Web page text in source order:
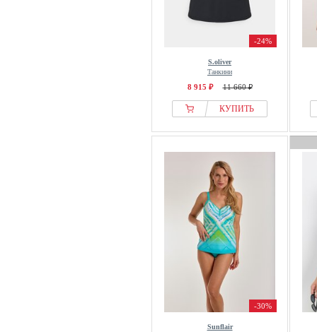
-24%
S.oliver
Танкини
8 915 ₽ 11 660 ₽
КУПИТЬ
-30%
Sunflair